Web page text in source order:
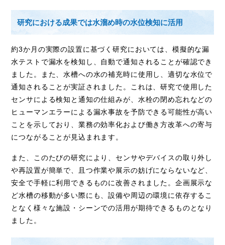
研究における成果では水溜め時の水位検知に活用
約3か月の実際の設置に基づく研究においては、模擬的な漏
水テストで漏水を検知し、自動で通知されることが確認でき
ました。また、水槽への水の補充時に使用し、適切な水位で
通知されることが実証されました。これは、研究で使用した
センサによる検知と通知の仕組みが、水栓の閉め忘れなどの
ヒューマンエラーによる漏水事故を予防できる可能性が高い
ことを示しており、業務の効率化および働き方改革への寄与
につながることが見込まれます。
また、このたびの研究により、センサやデバイスの取り外し
や再設置が簡単で、且つ作業や展示の妨げにならないなど、
安全で手軽に利用できるものに改善されました。企画展示な
ど水槽の移動が多い際にも、設備や周辺の環境に依存するこ
となく様々な施設・シーンでの活用が期待できるものとなり
ました。